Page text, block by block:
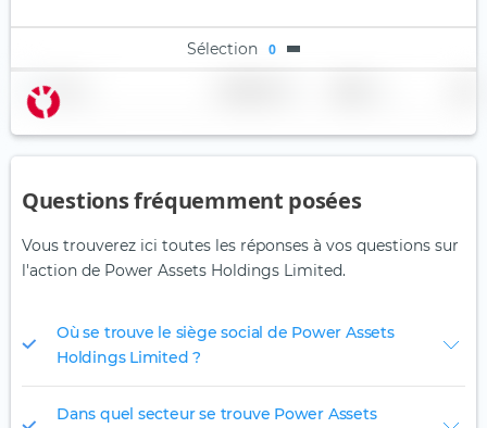
Sélection 0
Nom
Questions fréquemment posées
Vous trouverez ici toutes les réponses à vos questions sur
l'action de Power Assets Holdings Limited.
Où se trouve le siège social de Power Assets
Holdings Limited ?
Dans quel secteur se trouve Power Assets